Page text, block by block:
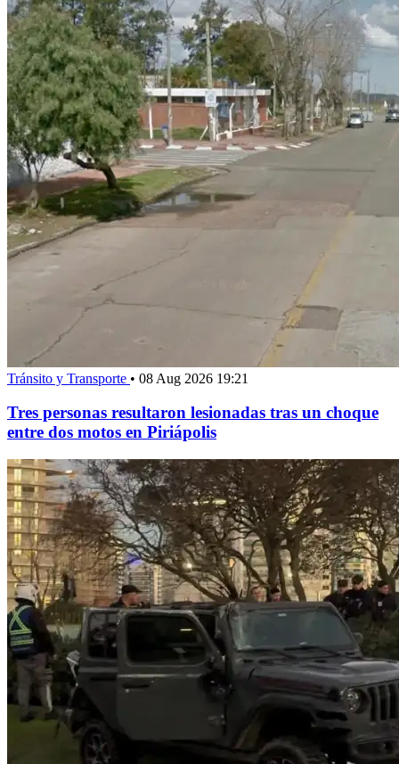
Tránsito y Transporte • 08 Aug 2026 19:21
Tres personas resultaron lesionadas tras un choque
entre dos motos en Piriápolis